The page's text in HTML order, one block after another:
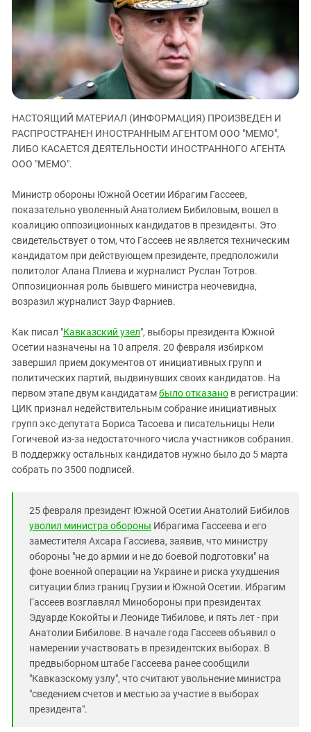
ЗАСТАВЛЯЕТ
КАВКАЗ ЗА ПАЛЕСТИНУ
ИНАКОМЫСЛИЕ В ЧЕЧНЕ
ПРЕСЛЕДОВАНИЕ АКТИВИСТОВ
МОБИЛИЗАЦИЯ И ПРОТЕСТЫ
Дагестан
Ингушетия
Кабардино-Балкария
Калмыкия
Карачаево-Черкесия
Краснодарский край
Российская Федерация
Северная Осетия - Алания
СКФО
Ставропольский край
Чечня
Южная Осетия
ЮФО
НАСТОЯЩИЙ МАТЕРИАЛ (ИНФОРМАЦИЯ) ПРОИЗВЕДЕН И
РАСПРОСТРАНЕН ИНОСТРАННЫМ АГЕНТОМ ООО "МЕМО",
ЛИБО КАСАЕТСЯ ДЕЯТЕЛЬНОСТИ ИНОСТРАННОГО АГЕНТА
ООО "МЕМО".
Министр обороны Южной Осетии Ибрагим Гассеев,
показательно уволенный Анатолием Бибиловым, вошел в
коалицию оппозиционных кандидатов в президенты. Это
свидетельствует о том, что Гассеев не является техническим
кандидатом при действующем президенте, предположили
политолог Алана Плиева и журналист Руслан Тотров.
Оппозиционная роль бывшего министра неочевидна,
возразил журналист Заур Фарниев.
Как писал "Кавказский узел", выборы президента Южной
Осетии назначены на 10 апреля. 20 февраля избирком
завершил прием документов от инициативных групп и
политических партий, выдвинувших своих кандидатов. На
первом этапе двум кандидатамбыло отказано в регистрации:
ЦИК признал недействительным собрание инициативных
групп экс-депутата Бориса Тасоева и писательницы Нели
Гогичевой из-за недостаточного числа участников собрания.
В поддержку остальных кандидатов нужно было до 5 марта
собрать по 3500 подписей.
25 февраля президент Южной Осетии Анатолий Бибилов
уволил министра обороны Ибрагима Гассеева и его
заместителя Ахсара Гассиева, заявив, что министру
обороны "не до армии и не до боевой подготовки" на
фоне военной операции на Украине и риска ухудшения
ситуации близ границ Грузии и Южной Осетии. Ибрагим
Гассеев возглавлял Минобороны при президентах
Эдуарде Кокойты и Леониде Тибилове, и пять лет - при
Анатолии Бибилове. В начале года Гассеев объявил о
намерении участвовать в президентских выборах. В
предвыборном штабе Гассеева ранее сообщили
"Кавказскому узлу", что считают увольнение министра
"сведением счетов и местью за участие в выборах
президента".